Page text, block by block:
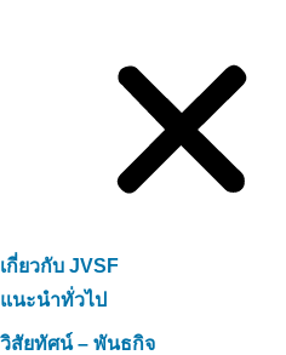
เกี่ยวกับ JVSF
แนะนำทั่วไป
วิสัยทัศน์ – พันธกิจ